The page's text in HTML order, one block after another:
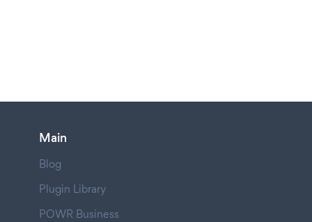
Main
Blog
Plugin Library
POWR Business